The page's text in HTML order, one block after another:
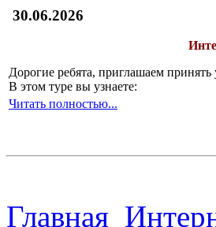
30.06.2026
Дорогие ребята, приглашаем
В этом туре вы узнаете:
Читать полностью...
Главная